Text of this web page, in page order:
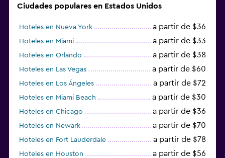
Ciudades populares en Estados Unidos
Hoteles en Nueva York a partir de $36
Hoteles en Miami a partir de $33
Hoteles en Orlando a partir de $38
Hoteles en Las Vegas a partir de $60
Hoteles en Los Ángeles a partir de $72
Hoteles en Miami Beach a partir de $30
Hoteles en Chicago a partir de $36
Hoteles en Newark a partir de $70
Hoteles en Fort Lauderdale a partir de $78
Hoteles en Houston a partir de $56